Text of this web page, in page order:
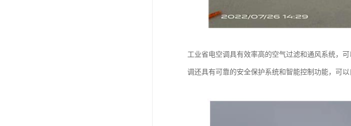
工业省电空调具有效率高的空气过滤和通风系统，
调还具有可靠的安全保护系统和智能控制功能，可